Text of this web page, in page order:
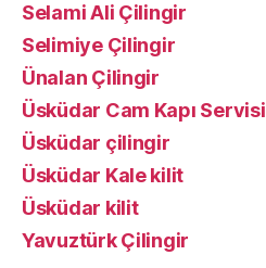
Selami Ali Çilingir
Selimiye Çilingir
Ünalan Çilingir
Üsküdar Cam Kapı Servisi
Üsküdar çilingir
Üsküdar Kale kilit
Üsküdar kilit
Yavuztürk Çilingir